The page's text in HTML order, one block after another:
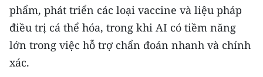
phẩm, phát triển các loại vaccine và liệu pháp
điều trị cá thể hóa, trong khi AI có tiềm năng
lớn trong việc hỗ trợ chẩn đoán nhanh và chính
xác.